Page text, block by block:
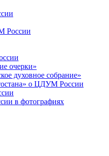
России
очерки»
духовное собрание»
о ЦДУМ России
в фотографиях